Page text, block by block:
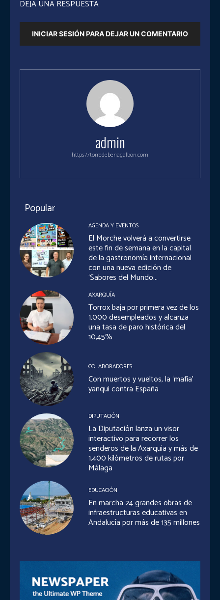
DEJA UNA RESPUESTA
INICIAR SESIÓN PARA DEJAR UN COMENTARIO
admin
https://torredebenagalbon.com
Popular
AGENDA Y EVENTOS
El Morche volverá a convertirse
este fin de semana en la capital
de la gastronomía internacional
con una nueva edición de
‘Sabores del Mundo...
AXARQUÍA
Torrox baja por primera vez de los
1.000 desempleados y alcanza
una tasa de paro histórica del
10,45%
COLABORADORES
Con muertos y vueltos, la ‘mafia’
yanqui contra España
DIPUTACIÓN
La Diputación lanza un visor
interactivo para recorrer los
senderos de la Axarquía y más de
1.400 kilómetros de rutas por
Málaga
EDUCACIÓN
En marcha 24 grandes obras de
infraestructuras educativas en
Andalucía por más de 135 millones